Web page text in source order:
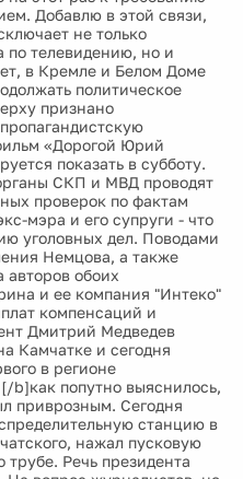
Добавлю в этой связи,
не только
по телевидению, но и
в Кремле и Белом Доме
политическое
признано
«Дорогой Юрий
показать в субботу.
СКП и МВД проводят
проверок по фактам
мэра и его супруги - что
уголовных дел. Поводами
Немцова, а также
обоих
и ее компания "Интеко"
компенсаций и
Дмитрий Медведев
Камчатке и сегодня
в регионе
b]как попутно выяснилось,
приврозным. Сегодня
станцию в
нажал пусковую
трубе. Речь президента